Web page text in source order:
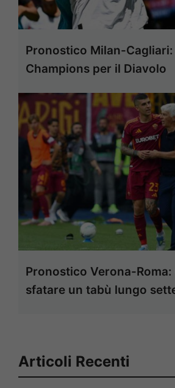
Pronostico Milan-
Champions per il Diavolo
Pronostico Verona-Roma:
sfatare un tabù lungo
Articoli Recenti